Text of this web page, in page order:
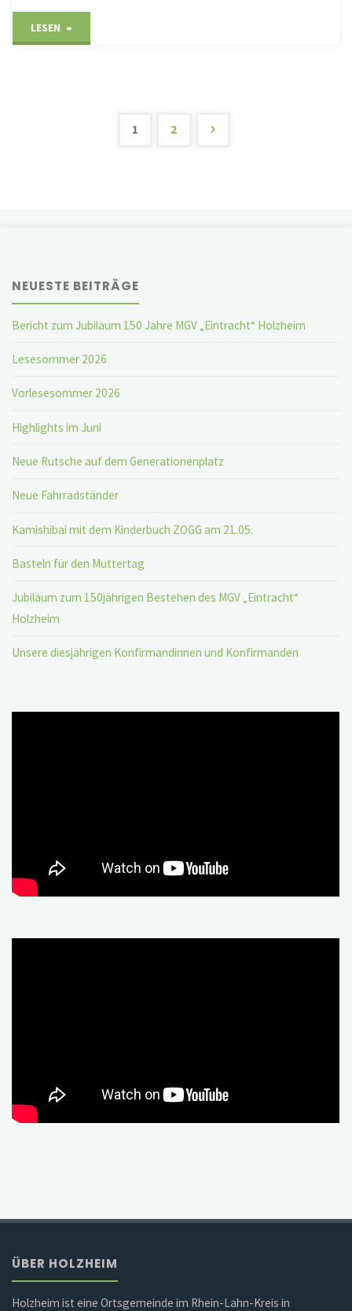
LESEN
1 2
NEUESTE BEITRÄGE
Bericht zum Jubiläum 150 Jahre MGV „Eintracht“ Holzheim
Lesesommer 2026
Vorlesesommer 2026
Highlights im Juni
Neue Rutsche auf dem Generationenplatz
Neue Fahrradständer
Kamishibai mit dem Kinderbuch ZOGG am 21.05.
Basteln für den Muttertag
Jubiläum zum 150jährigen Bestehen des MGV „Eintracht“
Holzheim
Unsere diesjährigen Konfirmandinnen und Konfirmanden
ÜBER HOLZHEIM
Holzheim ist eine Ortsgemeinde im Rhein-Lahn-Kreis in